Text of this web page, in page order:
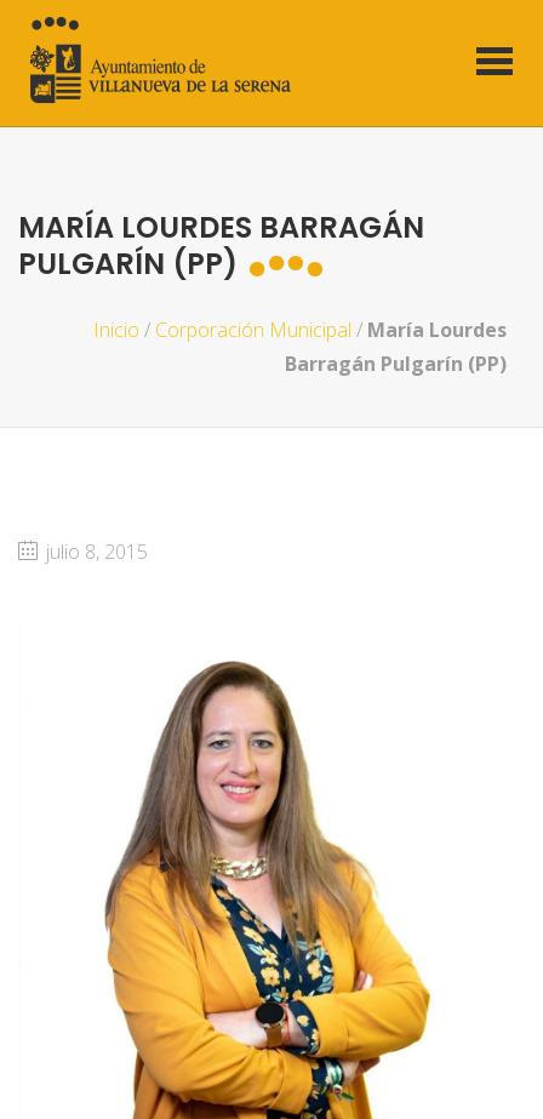
MARÍA LOURDES BARRAGÁN
PULGARÍN (PP)
Inicio / Corporación Municipal / María Lourdes
Barragán Pulgarín (PP)
julio 8, 2015